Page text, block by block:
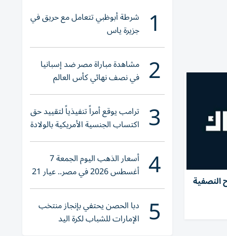
النصفية
1 شرطة أبوظبي تتعامل مع حريق في
جزيرة ياس
2 مشاهدة مباراة مصر ضد إسبانيا
في نصف نهائي كأس العالم
لناشئات اليد 2026
3 ترامب يوقع أمراً تنفيذياً لتقييد حق
اكتساب الجنسية الأمريكية بالولادة
4 أسعار الذهب اليوم الجمعة 7
أغسطس 2026 في مصر.. عيار 21
يقترب من هذا الرقم
5 دبا الحصن يحتفي بإنجاز منتخب
الإمارات للشباب لكرة اليد